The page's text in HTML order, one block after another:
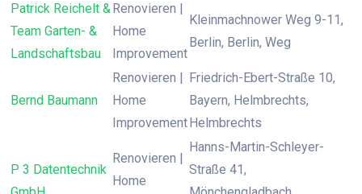
Patrick Reichelt &
Team Garten- &
Landschaftsbau
Renovieren |
Home
Improvement
Kleinmachnower Weg 9-11,
Berlin, Berlin, Weg
Bernd Baumann
Renovieren |
Home
Improvement
Friedrich-Ebert-Straße 10,
Bayern, Helmbrechts,
Helmbrechts
P 3 Datentechnik
Renovieren |
Home
Hanns-Martin-Schleyer-
Straße 41,